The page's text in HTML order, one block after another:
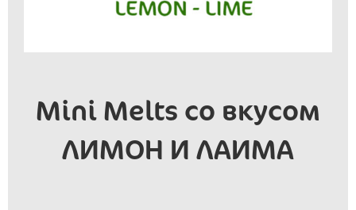
Mini Melts со вкусом
ЛИМОН И ЛАИМА